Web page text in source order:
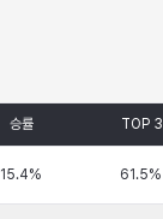
승률 TOP 3
15.4% 61.5%